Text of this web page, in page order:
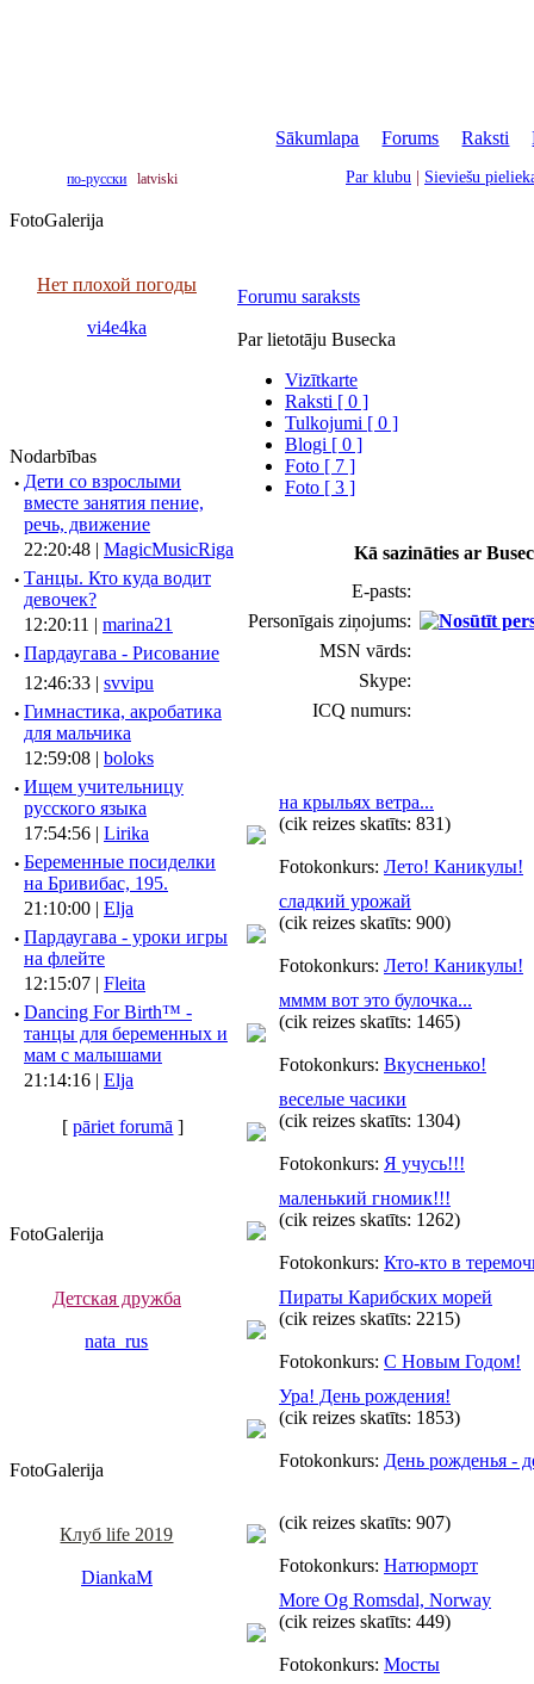
Sākumlapa |Forums |Raksti |
по-русски latviski Par klubu Sieviešu
FotoGalerija
Нет плохой погоды
vi4e4ka
Nodarbības
· Дети со взрослыми
вместе занятия пение,
речь, движение
22:20:48 | MagicMusicRiga
· Танцы. Кто куда водит
девочек?
12:20:11 | marina21
· Пардаугава - Рисование
12:46:33 | svvipu
· Гимнастика, акробатика
для мальчика
12:59:08 | boloks
· Ищем учительницу
русского языка
17:54:56 | Lirika
· Беременные посиделки
на Бривибас, 195.
21:10:00 | Elja
· Пардаугава - уроки игры
на флейте
12:15:07 | Fleita
· Dancing For Birth™ -
танцы для беременных и
мам с малышами
21:14:16 | Elja
[pāriet forumā ]
FotoGalerija
Детская дружба
nata_rus
FotoGalerija
Клуб life 2019
DiankaM
Forumu saraksts
Par lietotāju Busecka
Vizītkarte
Raksti [ 0 ]
Tulkojumi [ 0 ]
Blogi [ 0 ]
Foto [ 7 ]
Foto [ 3 ]
Kā sazināties ar
E-pasts:
Personīgais ziņojums:
MSN vārds:
Skype:
ICQ numurs:
на крыльях ветра...
(cik reizes skatīts: 831)
Fotokonkurs: Лето! Каникулы!
сладкий урожай
(cik reizes skatīts: 900)
Fotokonkurs: Лето! Каникулы!
мммм вот это булочка...
(cik reizes skatīts: 1465)
Fotokonkurs: Вкусненько!
веселые часики
(cik reizes skatīts: 1304)
Fotokonkurs: Я учусь!!!
маленький гномик!!!
(cik reizes skatīts: 1262)
Fotokonkurs: Кто-кто в
Пираты Карибских морей
(cik reizes skatīts: 2215)
Fotokonkurs: С Новым Годом!
Ура! День рождения!
(cik reizes skatīts: 1853)
Fotokonkurs: День рожденья -
(cik reizes skatīts: 907)
Fotokonkurs: Натюрморт
More Og Romsdal, Norway
(cik reizes skatīts: 449)
Fotokonkurs: Мосты